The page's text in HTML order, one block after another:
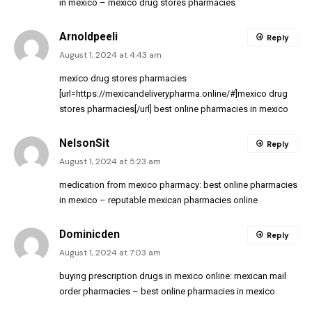
in mexico – mexico drug stores pharmacies
Arnoldpeeli
August 1, 2024 at 4:43 am
mexico drug stores pharmacies
[url=https://mexicandeliverypharma.online/#]mexico drug
stores pharmacies[/url] best online pharmacies in mexico
Reply
NelsonSit
August 1, 2024 at 5:23 am
medication from mexico pharmacy: best online pharmacies
in mexico – reputable mexican pharmacies online
Reply
Dominicden
August 1, 2024 at 7:03 am
buying prescription drugs in mexico online: mexican mail
order pharmacies – best online pharmacies in mexico
Reply